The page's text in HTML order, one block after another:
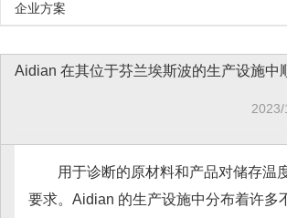
企业方案
用于诊断的原材料和产品对储存温
要求。Aidian 的生产设施中分布着许多